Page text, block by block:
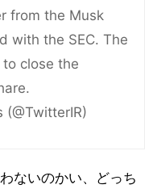
from the Musk
with the SEC. The
close the
ないのかい、どっち